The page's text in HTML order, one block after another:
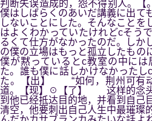
判断失误造成的，怨不得别人。【
僕はしばらくのあいだ講義に出て
しないことにした。そんなことを
はよくわかっていたけれどcそう
るくて仕方がなかったのだ。しか
の僕の立場はもっと孤立したもの
僕が黙っているとc教室の中に
た。誰も僕に話しかけなかった
た。【出】 “如何，荆州可有
道。【现】☉【了】 这样的念头
到他已经抵达目的地，并看到自己
清空，他要刺出自己人生中最璀璨